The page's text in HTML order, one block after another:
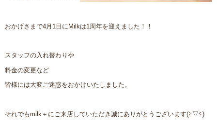
おかげさまで4月1日にMilkは1周年を迎えました！！
スタッフの入れ替わりや
料金の変更など
皆様には大変ご迷惑をおかけいたしました。
それでもmilk＋にご来店していただき誠にありがとうございます(≧▽≦)